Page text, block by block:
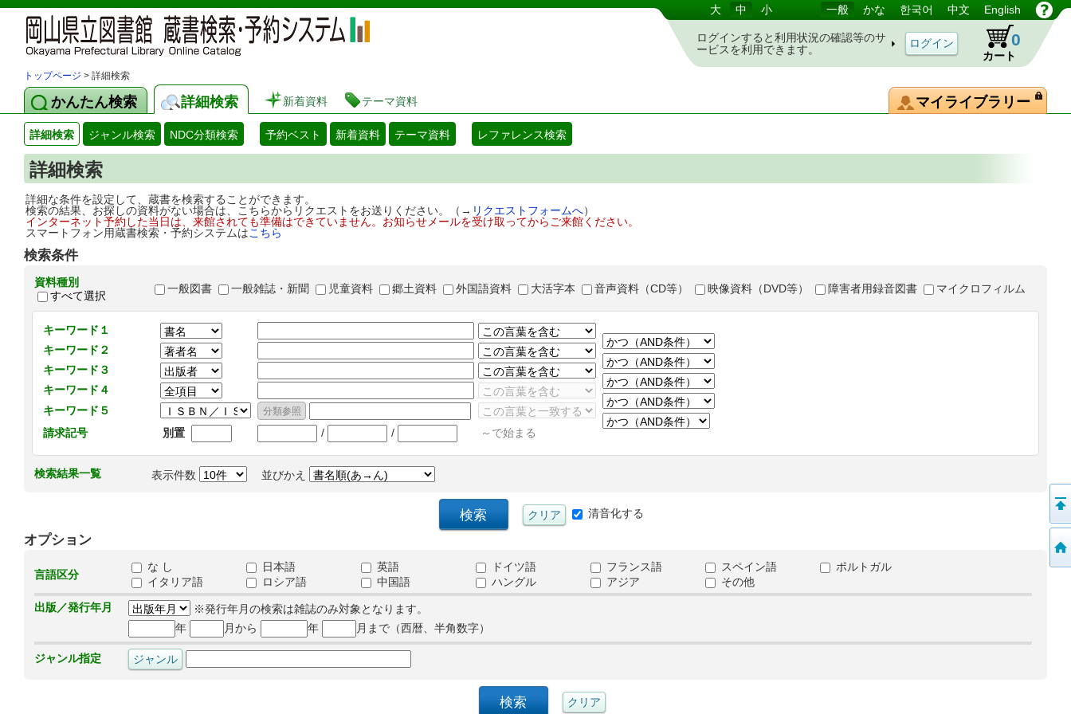
岡山県立図書館 蔵書検索・予約システム 大 中 小 一般 かな 한국어 中文 English
ログインすると利用状況の確認等のサ
ービスを利用できます。
カート
0
トップページ > 詳細検索
かんたん検索 詳細検索 新着資料 テーマ資料 マイライブラリー
詳細検索 ジャンル検索 NDC分類検索 予約ベスト 新着資料 テーマ資料 レファレンス検索
詳細検索
詳細な条件を設定して、蔵書を検索することができます。
検索の結果、お探しの資料がない場合は、こちらからリクエストをお送りください。（→ リクエストフォームへ）
インターネット予約した当日は、来館されても準備はできていません。お知らせメールを受け取ってからご来館ください。
スマートフォン用蔵書検索・予約システムはこちら
検索条件
資料種別
すべて選択
一般図書 一般雑誌・新聞 児童資料 郷土資料 外国語資料 大活字本 音声資料（CD等） 映像資料（DVD等） 障害者用録音図書 マイクロフィルム
キーワード１
キーワード２
キーワード３
キーワード４
キーワード５
請求記号
別置 / / ～で始まる
検索結果一覧 表示件数 並びかえ
清音化する
オプション
言語区分
な し 日本語 英語 ドイツ語 フランス語 スペイン語
ポルトガル
イタリア語
ロシア語 中国語 ハングル アジア
その他
出版／発行年月
※発行年月の検索は雑誌のみ対象となります。
年
月から 年 月まで（西暦、半角数字）
ジャンル指定